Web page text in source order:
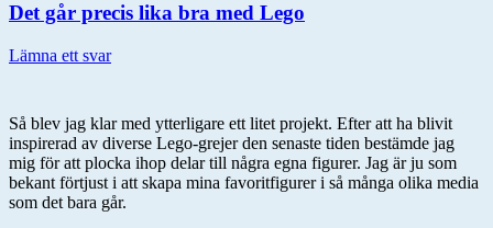
Det går precis lika bra med Lego
Lämna ett svar
Så blev jag klar med ytterligare ett litet projekt. Efter att ha blivit
inspirerad av diverse Lego-grejer den senaste tiden bestämde jag
mig för att plocka ihop delar till några egna figurer. Jag är ju som
bekant förtjust i att skapa mina favoritfigurer i så många olika media
som det bara går.